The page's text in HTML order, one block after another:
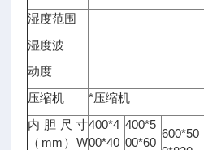
湿度范围
湿度波
动度
压缩机
*压缩机
内胆尺寸
（mm）W
400*4
00*40
400*5
00*60
600*50